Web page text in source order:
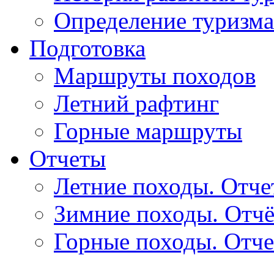
Определение туризма
Подготовка
Маршруты походов
Летний рафтинг
Горные маршруты
Отчеты
Летние походы.
Зимние походы.
Горные походы.